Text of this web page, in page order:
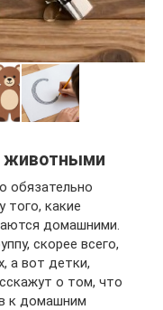
животными
обязательно
того, какие
домашними.
скорее всего,
а вот детки,
о том, что
к домашним